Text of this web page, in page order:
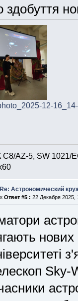
здобуття
12-
AZ-5, SW 1021/
Re: Астрономический
« Ответ #5 : 22 Декабря 2025,
Sky-